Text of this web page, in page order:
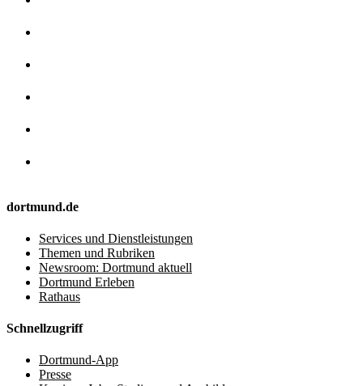
dortmund.de
Services und Dienstleistungen
Themen und Rubriken
Newsroom: Dortmund aktuell
Dortmund Erleben
Rathaus
Schnellzugriff
Dortmund-App
Presse